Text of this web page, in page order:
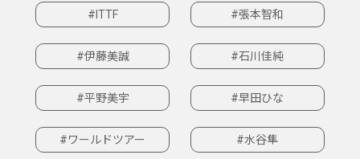
#ITTF #張本智和
#伊藤美誠 #石川佳純
#平野美宇 #早田ひな
#ワールドツアー #水谷隼